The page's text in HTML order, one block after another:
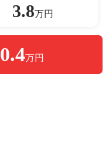
3.8万円
万円